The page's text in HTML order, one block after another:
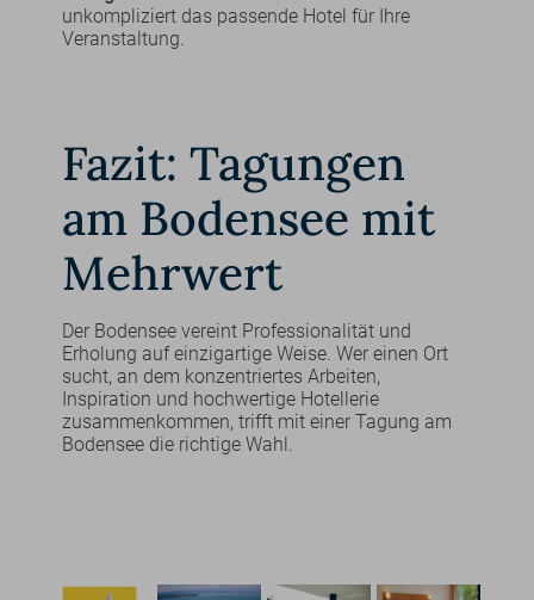
unkompliziert das passende Hotel für Ihre
Veranstaltung.
Fazit: Tagungen
am Bodensee mit
Mehrwert
Der Bodensee vereint Professionalität und
Erholung auf einzigartige Weise. Wer einen Ort
sucht, an dem konzentriertes Arbeiten,
Inspiration und hochwertige Hotellerie
zusammenkommen, trifft mit einer Tagung am
Bodensee die richtige Wahl.